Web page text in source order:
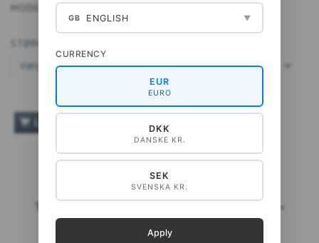
MODEL/VARENR.: 40-A4115
STØRRELSE:
TILFØJ TIL ØNSKESKYEN
TOPSÆLGERE
GB ENGLISH ▼
CURRENCY
EUR
EURO
DKK
DANSKE KR.
SEK
SVENSKA KR.
Apply